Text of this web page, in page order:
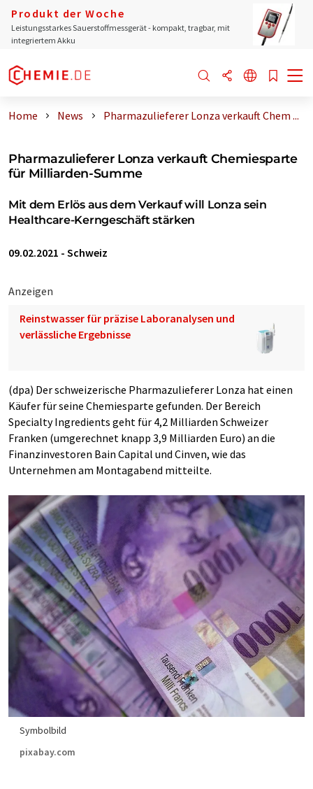
Produkt der Woche
Leistungsstarkes Sauerstoffmessgerät - kompakt, tragbar, mit
integriertem Akku
Home News Pharmazulieferer Lonza verkauft Chem ...
Pharmazulieferer Lonza verkauft Chemiesparte
für Milliarden-Summe
Mit dem Erlös aus dem Verkauf will Lonza sein
Healthcare-Kerngeschäft stärken
09.02.2021 - Schweiz
Anzeigen
Reinstwasser für präzise Laboranalysen und
verlässliche Ergebnisse
(dpa) Der schweizerische Pharmazulieferer Lonza hat einen
Käufer für seine Chemiesparte gefunden. Der Bereich
Specialty Ingredients geht für 4,2 Milliarden Schweizer
Franken (umgerechnet knapp 3,9 Milliarden Euro) an die
Finanzinvestoren Bain Capital und Cinven, wie das
Unternehmen am Montagabend mitteilte.
Symbolbild
pixabay.com